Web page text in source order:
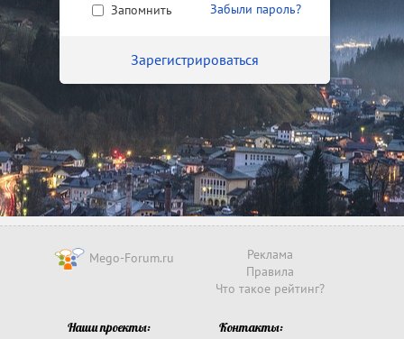
Запомнить Забыли пароль?
Зарегистрироваться
Mego-Forum.ru
Реклама
Правила
Что такое рейтинг?
Наши проекты:
Контакты: